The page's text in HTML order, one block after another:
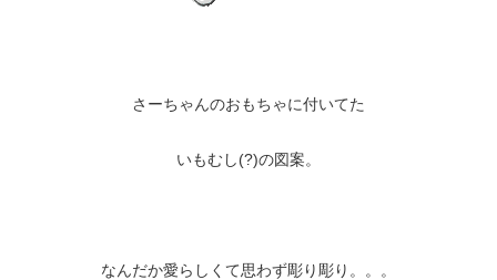
さーちゃんのおもちゃに付いてた
いもむし(?)の図案。
なんだか愛らしくて思わず彫り彫り。。。